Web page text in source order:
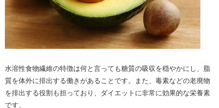
水溶性食物繊維の特徴は何と言っても糖質の吸収を穏やかにし、脂
質を体外に排出する働きがあることです。また、毒素などの老廃物
を排出する役割も担っており、ダイエットに非常に効果的な栄養素
です。